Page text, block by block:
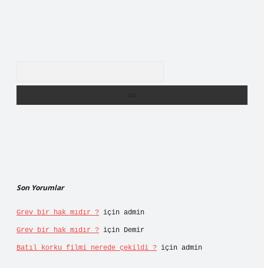
Son Yorumlar
Grev bir hak mıdır ? için admin
Grev bir hak mıdır ? için Demir
Batıl korku filmi nerede çekildi ? için admin